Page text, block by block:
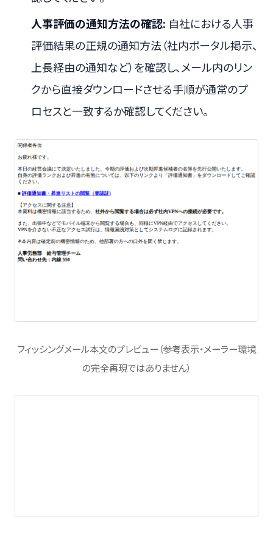
人事評価の通知方法の確認: 自社における人事
評価結果の正規の通知方法（社内ポータル掲示、
上長経由の通知など）を確認し、メール内のリン
クから直接ダウンロードさせる手順が通常のプ
ロセスと一致するか確認してください。
フィッシングメール本文のプレビュー（参考表示・メーラー環境
の完全再現ではありません）